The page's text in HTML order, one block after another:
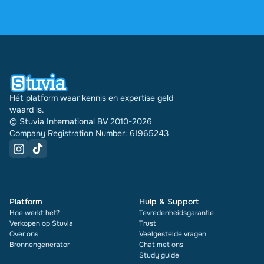
Hét platform waar kennis en expertise geld
waard is.
© Stuvia International BV 2010-2026
Company Registration Number: 61965243
Platform
Hoe werkt het?
Verkopen op Stuvia
Over ons
Bronnengenerator
Hulp & Support
Tevredenheidsgarantie
Trust
Veelgestelde vragen
Chat met ons
Study guide